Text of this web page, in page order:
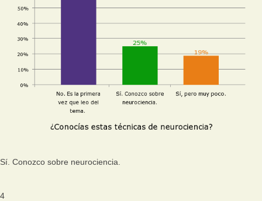
Sí. Conozco sobre neurociencia.
4